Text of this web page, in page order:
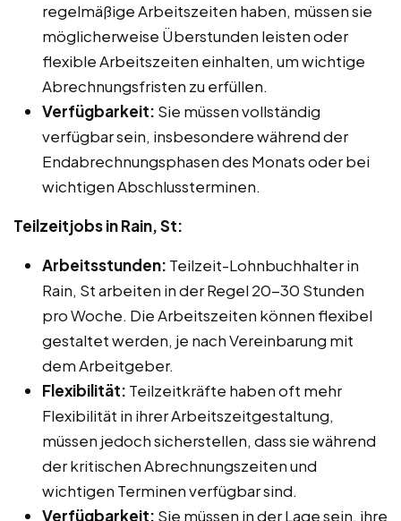
regelmäßige Arbeitszeiten haben, müssen sie
möglicherweise Überstunden leisten oder
flexible Arbeitszeiten einhalten, um wichtige
Abrechnungsfristen zu erfüllen.
Verfügbarkeit: Sie müssen vollständig
verfügbar sein, insbesondere während der
Endabrechnungsphasen des Monats oder bei
wichtigen Abschlussterminen.
Teilzeitjobs in Rain, St:
Arbeitsstunden: Teilzeit-Lohnbuchhalter in
Rain, St arbeiten in der Regel 20-30 Stunden
pro Woche. Die Arbeitszeiten können flexibel
gestaltet werden, je nach Vereinbarung mit
dem Arbeitgeber.
Flexibilität: Teilzeitkräfte haben oft mehr
Flexibilität in ihrer Arbeitszeitgestaltung,
müssen jedoch sicherstellen, dass sie während
der kritischen Abrechnungszeiten und
wichtigen Terminen verfügbar sind.
Verfügbarkeit: Sie müssen in der Lage sein, ihre